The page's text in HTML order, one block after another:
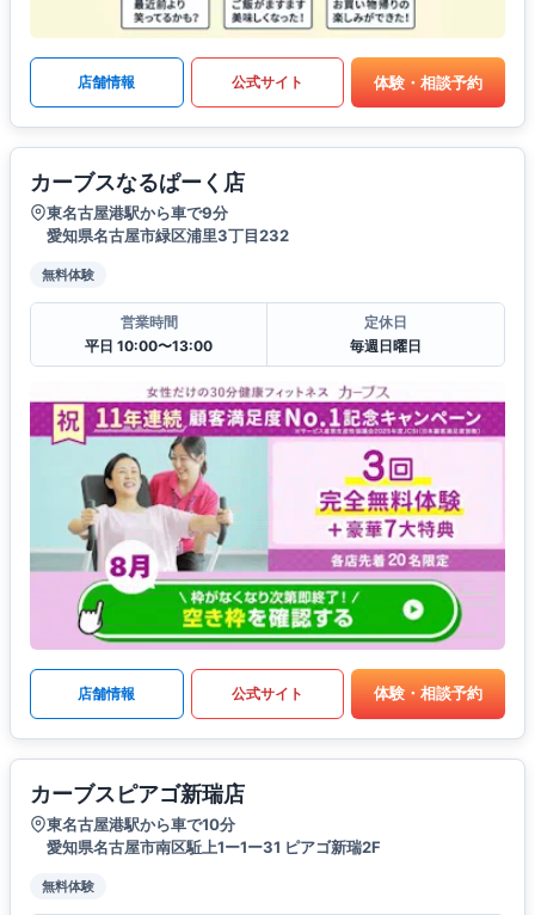
店舗情報 公式サイト 体験・相談予約
カーブスなるぱーく店
東名古屋港駅から車で9分
愛知県名古屋市緑区浦里3丁目232
無料体験
営業時間
平日 10:00〜13:00
定休日
毎週日曜日
店舗情報 公式サイト 体験・相談予約
カーブスピアゴ新瑞店
東名古屋港駅から車で10分
愛知県名古屋市南区駈上1ー1ー31 ピアゴ新瑞2F
無料体験